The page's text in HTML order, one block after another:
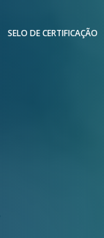
SELO DE CERTIFICAÇÃO